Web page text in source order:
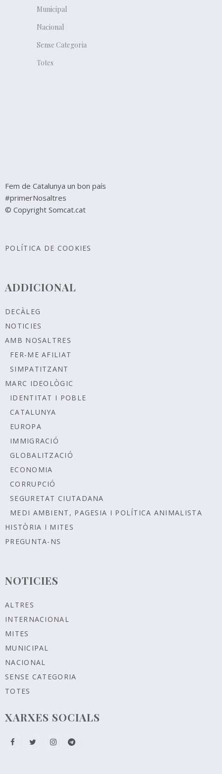
Municipal
Nacional
Sense Categoria
Totes
Fem de Catalunya un bon país
#primerNosaltres
© Copyright Somcat.cat
POLÍTICA DE COOKIES
ADDICIONAL
DECÀLEG
NOTICIES
AMB NOSALTRES
FER-ME AFILIAT
SIMPATITZANT
MARC IDEOLÒGIC
IDENTITAT I POBLE
CATALUNYA
EUROPA
IMMIGRACIÓ
GLOBALITZACIÓ
ECONOMIA
CORRUPCIÓ
SEGURETAT CIUTADANA
MEDI AMBIENT, PAGESIA I POLÍTICA ANIMALISTA
HISTÒRIA I MITES
PREGUNTA-NS
NOTICIES
ALTRES
INTERNACIONAL
MITES
MUNICIPAL
NACIONAL
SENSE CATEGORIA
TOTES
XARXES SOCIALS